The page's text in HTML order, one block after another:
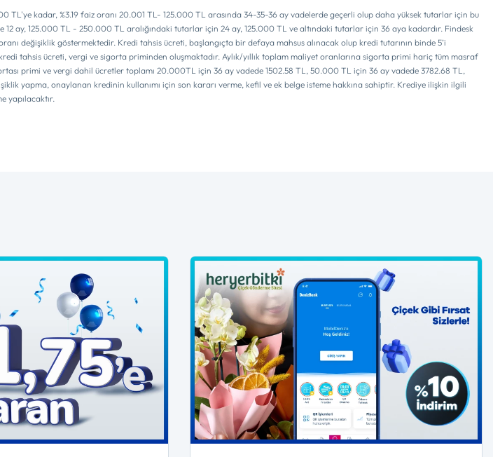
kadar, %3.19 faiz oranı 20.001 TL- 125.000 TL arasında 34-35-36 ay vadelerde geçerli olup daha yüksek tutarlar için bu
ay, 125.000 TL - 250.000 TL aralığındaki tutarlar için 24 ay, 125.000 TL ve altındaki tutarlar için 36 aya kadardır. Findesk
değişiklik göstermektedir. Kredi tahsis ücreti, başlangıçta bir defaya mahsus alınacak olup kredi tutarının binde 5’i
tahsis ücreti, vergi ve sigorta priminden oluşmaktadır. Aylık/yıllık toplam maliyet oranlarına sigorta primi hariç tüm masraf
primi ve vergi dahil ücretler toplamı 20.000TL için 36 ay vadede 1502.58 TL, 50.000 TL için 36 ay vadede 3782.68 TL,
yapma, onaylanan kredinin kullanımı için son kararı verme, kefil ve ek belge isteme hakkına sahiptir. Krediye ilişkin ilgili
yapılacaktır.